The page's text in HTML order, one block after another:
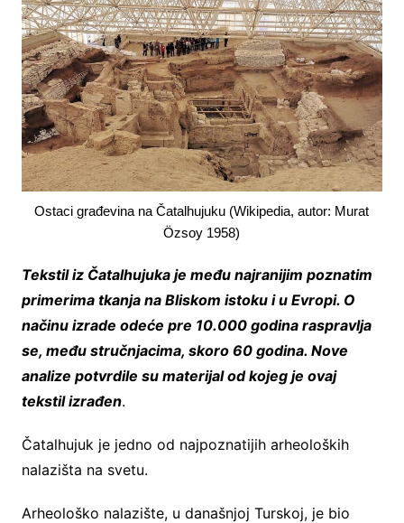
Ostaci građevina na Čatalhujuku (Wikipedia, autor: Murat
Özsoy 1958)
Tekstil iz Čatalhujuka je među najranijim poznatim
primerima tkanja na Bliskom istoku i u Evropi. O
načinu izrade odeće pre 10.000 godina raspravlja
se, među stručnjacima, skoro 60 godina. Nove
analize potvrdile su materijal od kojeg je ovaj
tekstil izrađen.
Čatalhujuk je jedno od najpoznatijih arheoloških
nalazišta na svetu.
Arheološko nalazište, u današnjoj Turskoj, je bio